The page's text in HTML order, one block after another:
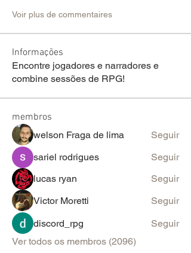
Voir plus de commentaires
Informações
Encontre jogadores e narradores e
combine sessões de RPG!
membros
welson Fraga de lima
Seguir
sariel rodrigues
Seguir
lucas ryan
Seguir
Victor Moretti
Seguir
discord_rpg
Seguir
Ver todos os membros (2096)